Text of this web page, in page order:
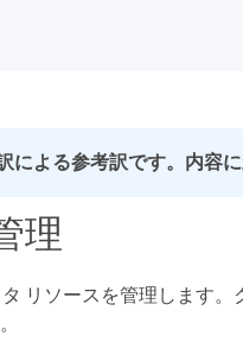
による参考訳です。内容
理
リソースを管理します